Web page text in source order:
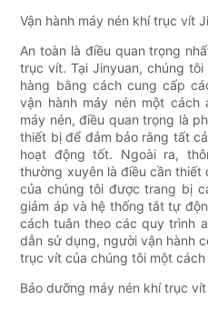
Vận hành máy nén khí trục vít
An toàn là điều quan trọng
trục vít. Tại Jinyuan, chúng
hàng bằng cách cung cấp
vận hành máy nén một cách
máy nén, điều quan trọng là
thiết bị để đảm bảo rằng tất
hoạt động tốt. Ngoài ra,
thường xuyên là điều cần thiết
của chúng tôi được trang bị
giảm áp và hệ thống tắt tự
cách tuân theo các quy trình
dẫn sử dụng, người vận hành
trục vít của chúng tôi một
Bảo dưỡng máy nén khí trục